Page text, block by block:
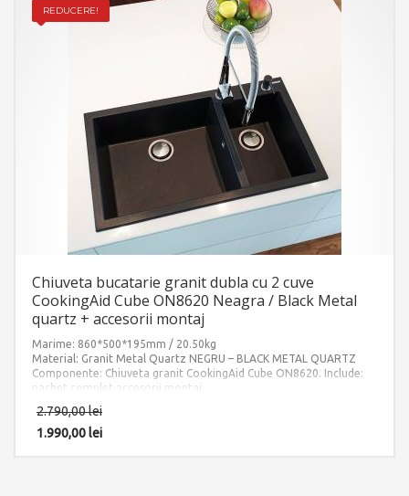
REDUCERE!
Chiuveta bucatarie granit dubla cu 2 cuve
CookingAid Cube ON8620 Neagra / Black Metal
quartz + accesorii montaj
Marime: 860*500*195mm / 20.50kg
Material: Granit Metal Quartz NEGRU – BLACK METAL QUARTZ
Componente: Chiuveta granit CookingAid Cube ON8620. Include:
pachet complet accesorii montaj.
2.790,00lei
1.990,00lei